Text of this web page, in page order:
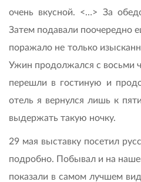
очень вкусной. <…> За
Затем подавали поочередно
поражало не только
Ужин продолжался с восьми
перешли в гостиную и
отель я вернулся лишь к
выдержать такую ночку.
29 мая выставку посетил
подробно. Побывал и на
показали в самом лучшем